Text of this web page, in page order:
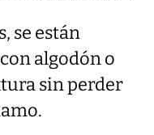
se están
algodón o
sin perder